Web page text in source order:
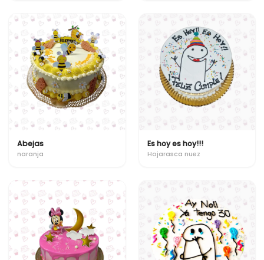
Abejas
naranja
Es hoy es hoy!!!
Hojarasca nuez